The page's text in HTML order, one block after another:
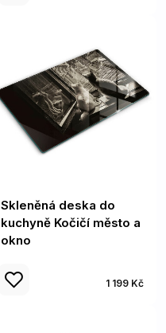
Skleněná deska do
kuchyně Kočičí město a
okno
1 199 Kč